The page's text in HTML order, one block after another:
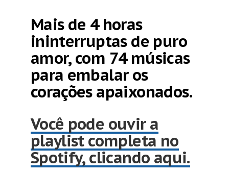
Mais de 4 horas
ininterruptas de puro
amor, com 74 músicas
para embalar os
corações apaixonados.
Você pode ouvir a
playlist completa no
Spotify, clicando aqui.